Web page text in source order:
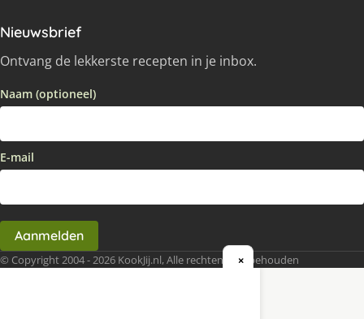
Nieuwsbrief
Ontvang de lekkerste recepten in je inbox.
Naam (optioneel)
E-mail
Aanmelden
© Copyright 2004 - 2026 KookJij.nl, Alle rechten voorbehouden
×